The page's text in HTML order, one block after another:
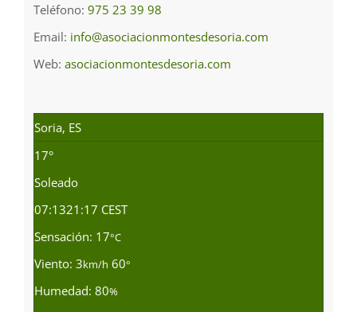
Teléfono: 975 23 39 98
Email: info@asociacionmontesdesoria.com
Web: asociacionmontesdesoria.com
Soria, ES
17°
Soleado
07:1321:17 CEST
Sensación: 17°C
Viento: 3km/h 60°
Humedad: 80%